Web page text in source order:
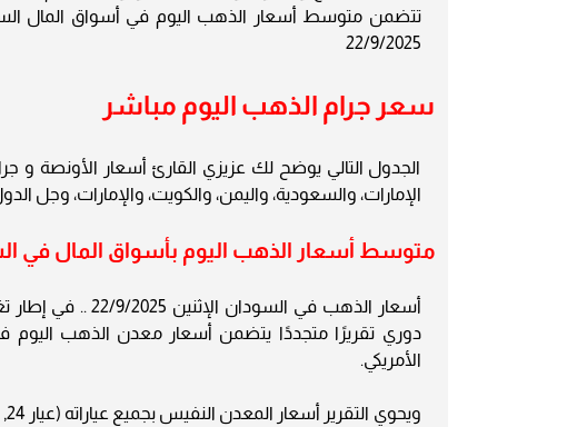
تتضمن متوسط أسعار الذهب اليوم في أسواق المال
22/9/2025
سعر جرام الذهب اليوم مباشر
الجدول التالي يوضح لك عزيزي القارئ أسعار الأونصة و
الإمارات، والسعودية، واليمن، والكويت، والإمارات، وجل الدول العربية لعيارات:
متوسط أسعار الذهب اليوم بأسواق المال في
دوري تقريرًا متجددًا يتضمن أسعار معدن الذهب اليوم في
الأمريكي.